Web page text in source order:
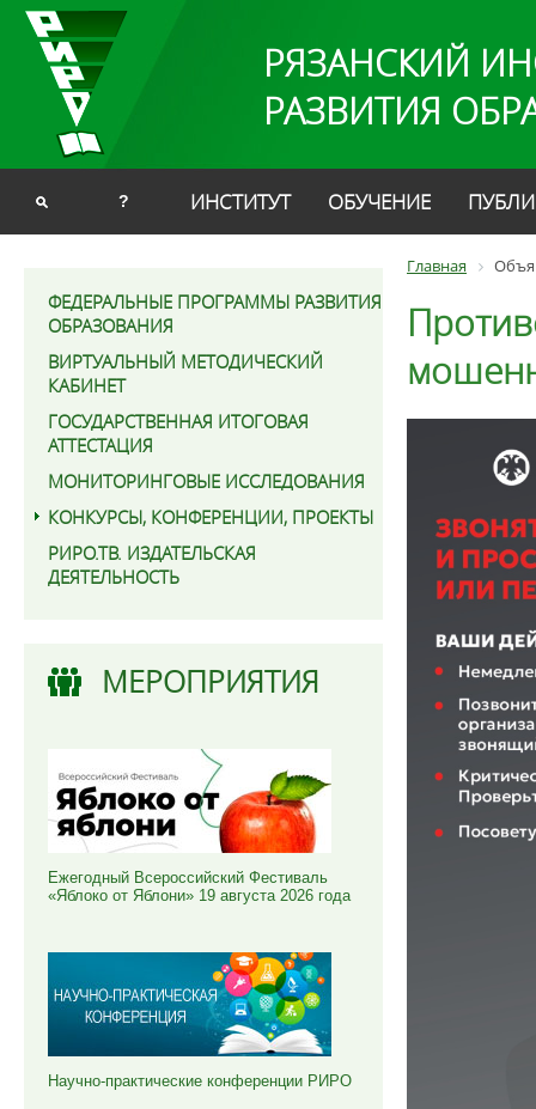
РЯЗАНСКИЙ
РАЗВИТИЯ
? ИНСТИТУТ ОБУЧЕНИЕ
ФЕДЕРАЛЬНЫЕ ПРОГРАММЫ РАЗВИТИЯ
ОБРАЗОВАНИЯ
ВИРТУАЛЬНЫЙ МЕТОДИЧЕСКИЙ
КАБИНЕТ
ГОСУДАРСТВЕННАЯ ИТОГОВАЯ
АТТЕСТАЦИЯ
МОНИТОРИНГОВЫЕ ИССЛЕДОВАНИЯ
КОНКУРСЫ, КОНФЕРЕНЦИИ, ПРОЕКТЫ
РИРО.ТВ. ИЗДАТЕЛЬСКАЯ
ДЕЯТЕЛЬНОСТЬ
МЕРОПРИЯТИЯ
Ежегодный Всероссийский Фестиваль
«Яблоко от Яблони» 19 августа 2026 года
Научно-практические конференции РИРО
Главная